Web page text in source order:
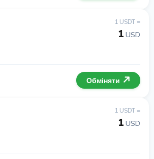
1 USDT =
1 USD
Обміняти
1 USDT =
1 USD